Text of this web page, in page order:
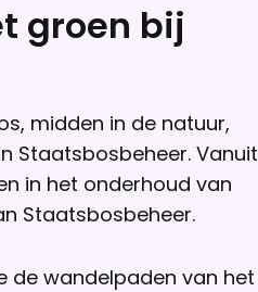
groen bij
midden in de natuur,
Staatsbosbeheer. Vanuit
in het onderhoud van
Staatsbosbeheer.
de wandelpaden van het